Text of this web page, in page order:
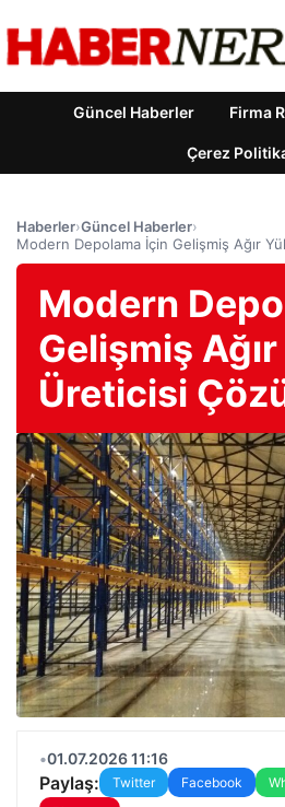
Güncel Haberler Firma
Çerez
Haberler›Güncel Haberler›
Modern Depolama İçin Gelişmiş Ağır
Modern
Gelişmiş
Üreticisi
•01.07.2026 11:16
Paylaş: Twitter Facebook